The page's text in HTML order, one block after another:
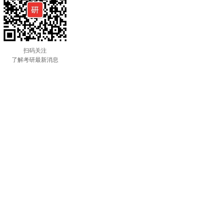
扫码关注
了解考研最新消息